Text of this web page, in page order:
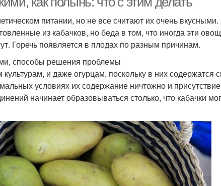
питании, но не все считают их очень
из кабачков, но беда в том, что иногда эти
Горечь появляется в плодах по разным причинам.
способы решения проблемы
и даже огурцам, поскольку в них содержатся
условиях их содержание ничтожно и
начинает образовываться столько, что кабачки